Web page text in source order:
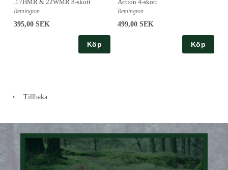
.17HMR & 22WMR 8-skott
Remington
395,00 SEK
Köp
Action 4-skott
Remington
499,00 SEK
Köp
Tillbaka